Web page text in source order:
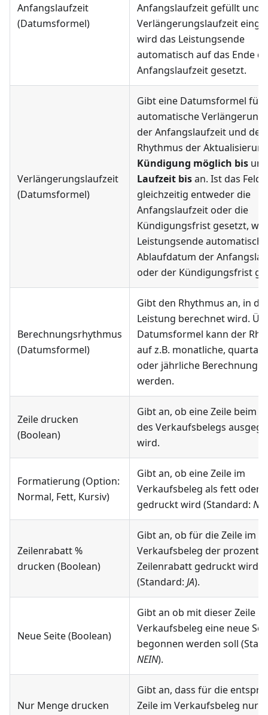
Anfangslaufzeit
(Datumsformel)
Anfangslaufzeit gefüllt und
Verlängerungslaufzeit
wird das Leistungsende
automatisch auf das Ende
Anfangslaufzeit gesetzt.
Verlängerungslaufzeit
(Datumsformel)
Gibt eine Datumsformel für
automatische Verlängerung
der Anfangslaufzeit und den
Rhythmus der
Kündigung möglich bis und
Laufzeit bisan. Ist das Feld
gleichzeitig entweder die
Anfangslaufzeit oder die
Kündigungsfrist gesetzt,
Leistungsende automatisch
Ablaufdatum der
oder der Kündigungsfrist
Berechnungsrhythmus
(Datumsformel)
Gibt den Rhythmus an, in
Leistung berechnet wird.
Datumsformel kann der
auf z.B. monatliche,
oder jährliche Berechnung
werden.
Zeile drucken
(Boolean)
Gibt an, ob eine Zeile beim
des Verkaufsbelegs
wird.
Formatierung (Option:
Normal, Fett, Kursiv)
Gibt an, ob eine Zeile im
Verkaufsbeleg als fett oder
gedruckt wird (Standard:
Zeilenrabatt %
drucken (Boolean)
Gibt an, ob für die Zeile im
Verkaufsbeleg der
Zeilenrabatt gedruckt wird
(Standard: JA).
Neue Seite (Boolean)
Gibt an ob mit dieser Zeile
Verkaufsbeleg eine neue
begonnen werden soll
NEIN).
Nur Menge drucken
Gibt an, dass für die
Zeile im Verkaufsbeleg nur